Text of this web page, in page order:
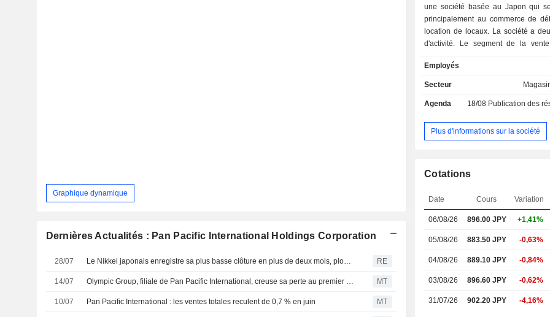
Graphique dynamique
Dernières Actualités : Pan Pacific International Holdings Corporation
28/07 Le Nikkei japonais enregistre sa plus basse clôture en plus de deux mois, plombé par le secteur des puces RE
14/07 Olympic Group, filiale de Pan Pacific International, creuse sa perte au premier trimestre MT
10/07 Pan Pacific International : les ventes totales reculent de 0,7 % en juin MT
une société basée au Japon qui
principalement au commerce de
location de locaux. La société a
d'activité. Le segment de la
électroménagers, de produits de
courante, de produits
loisirs et de produits de bricolage,
et de magasins à prix réduits sous
Don Quijote, de magasins
Nagasakiya et de centres d'accueil
dans l'attraction et la gestion des
d'installations commerciales. Elle
marketing et des services financiers.
Employés
Secteur
Agenda 18/08 Publication des résultats -
Plus d'informations sur la société
Cotations
Date Cours Variation
06/08/26 896.00JPY +1,41%
05/08/26 883.50 JPY -0,63%
04/08/26 889.10 JPY -0,84%
03/08/26 896.60 JPY -0,62%
31/07/26 902.20 JPY -4,16%